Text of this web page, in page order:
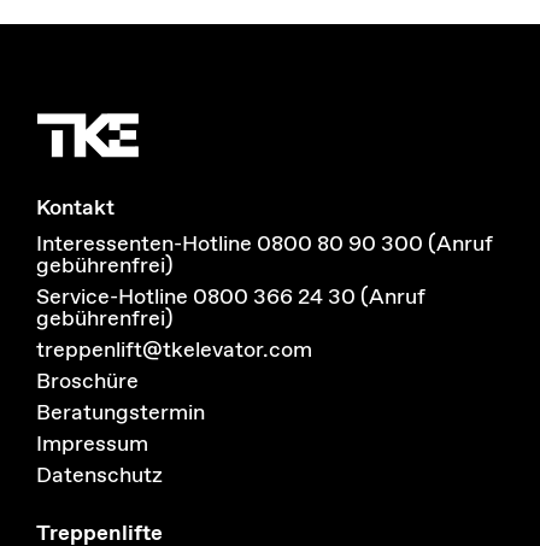
Kontakt
Interessenten-Hotline 0800 80 90 300 (Anruf
gebührenfrei)
Service-Hotline 0800 366 24 30 (Anruf
gebührenfrei)
treppenlift@tkelevator.com
Broschüre
Beratungstermin
Impressum
Datenschutz
Treppenlifte